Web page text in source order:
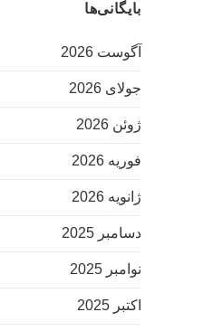
بایگانی‌ها
آگوست 2026
جولای 2026
ژوئن 2026
فوریه 2026
ژانویه 2026
دسامبر 2025
نوامبر 2025
اکتبر 2025